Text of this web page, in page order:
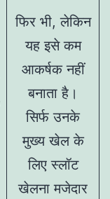
फिर भी, लेकिन
यह इसे कम
आकर्षक नहीं
बनाता है।
सिर्फ उनके
मुख्य खेल के
लिए स्लॉट
खेलना मजेदार